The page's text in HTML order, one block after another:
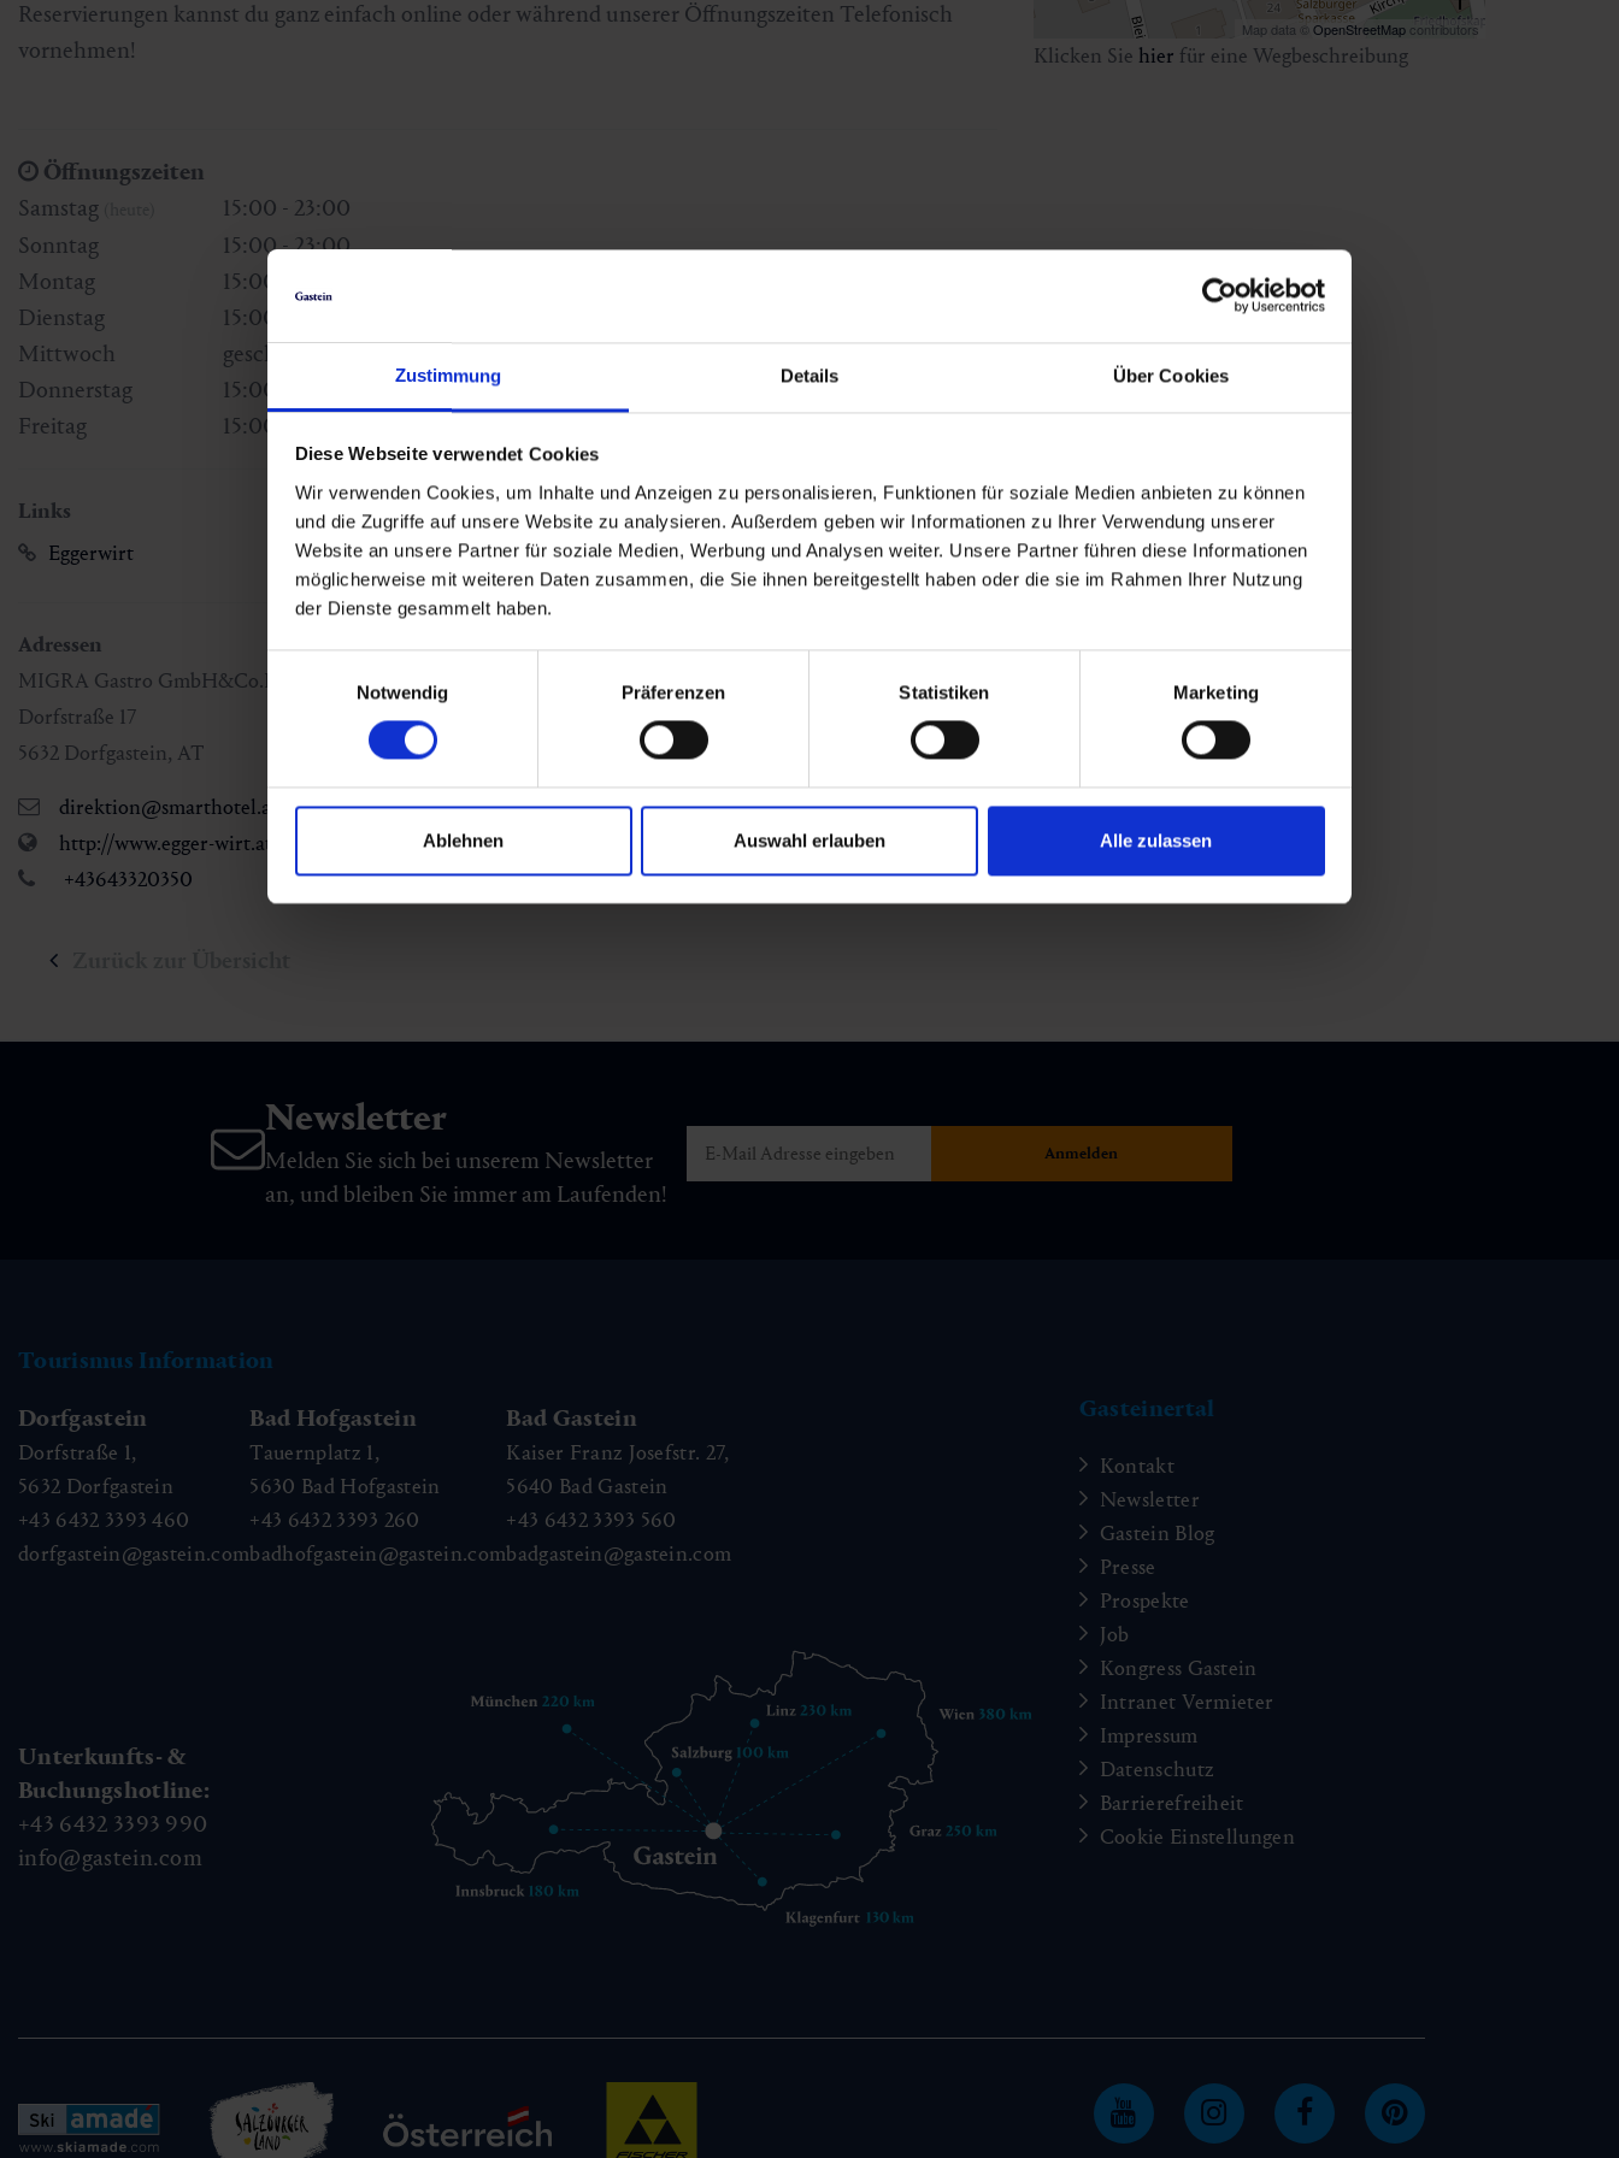
Zustimmung Details Über Cookies
Diese Webseite verwendet Cookies
Wir verwenden Cookies, um Inhalte und Anzeigen zu personalisieren, Funktionen für soziale Medien anbieten zu können
und die Zugriffe auf unsere Website zu analysieren. Außerdem geben wir Informationen zu Ihrer Verwendung unserer
Website an unsere Partner für soziale Medien, Werbung und Analysen weiter. Unsere Partner führen diese Informationen
möglicherweise mit weiteren Daten zusammen, die Sie ihnen bereitgestellt haben oder die sie im Rahmen Ihrer Nutzung
der Dienste gesammelt haben.
Notwendig
Präferenzen Statistiken Marketing
Ablehnen Auswahl erlauben Alle zulassen
Map data © OpenStreetMap contributors
Klicken Sie hier für eine Wegbeschreibung
Reservierungen kannst du ganz einfach online oder während unserer Öffnungszeiten Telefonisch
vornehmen!
Öffnungszeiten
Samstag
15:00 - 23:00
Sonntag
15:00 - 23:00
Montag
15:00 - 23:00
Dienstag
15:00 - 23:00
Mittwoch
geschlossen
Donnerstag
15:00 - 23:00
Freitag
15:00 - 23:00
Links
Eggerwirt
Adressen
MIGRA Gastro GmbH&Co.KG
Dorfstraße 17
5632 Dorfgastein, AT
direktion@smarthotel.at
http://www.egger-wirt.at
+43643320350
Newsletter
Melden Sie sich bei unserem Newsletter
an, und bleiben Sie immer am Laufenden!
Tourismus Information
Dorfgastein
Dorfstraße 1,
5632 Dorfgastein
+43 6432 3393 460
dorfgastein@gastein.com
Bad Hofgastein
Tauernplatz 1,
5630 Bad Hofgastein
+43 6432 3393 260
badhofgastein@gastein.com
Bad Gastein
Kaiser Franz Josefstr. 27,
5640 Bad Gastein
+43 6432 3393 560
badgastein@gastein.com
Unterkunfts- &
Buchungshotline:
+43 6432 3393 990
info@gastein.com
Gasteinertal
Kontakt
Newsletter
Gastein Blog
Presse
Prospekte
Job
Kongress Gastein
Intranet Vermieter
Impressum
Datenschutz
Barrierefreiheit
Cookie Einstellungen